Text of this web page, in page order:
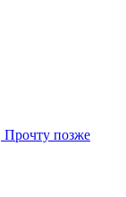
Прочту позже